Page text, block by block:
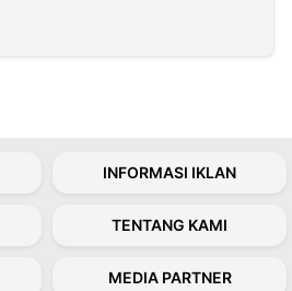
INFORMASI IKLAN
TENTANG KAMI
MEDIA PARTNER